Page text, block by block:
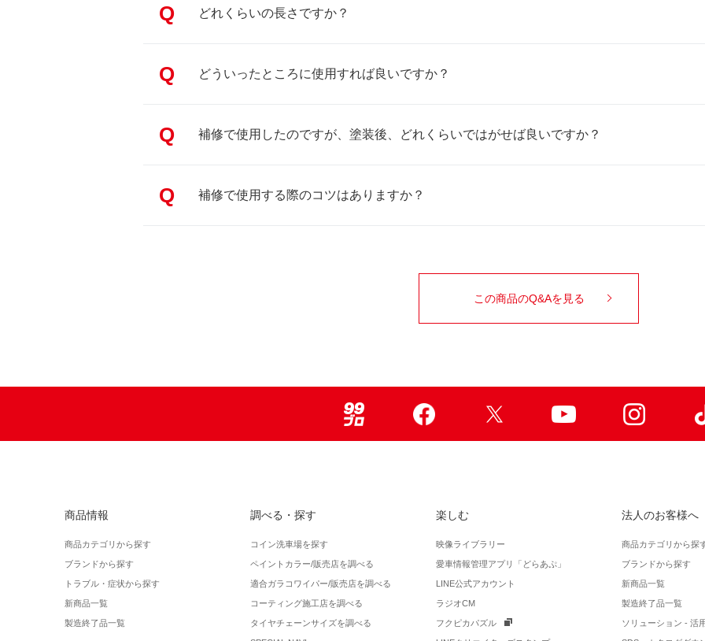
Q どれくらいの長さですか？
Q どういったところに使用すれば良いですか？
Q 補修で使用したのですが、塗装後、どれくらいではがせば良いですか？
Q 補修で使用する際のコツはありますか？
この商品のQ&Aを見る
商品情報
商品カテゴリから探す
ブランドから探す
トラブル・症状から探す
新商品一覧
製造終了品一覧
調べる・探す
コイン洗車場を探す
ペイントカラー/販売店を調べる
適合ガラコワイパー/販売店を調べる
コーティング施工店を調べる
タイヤチェーンサイズを調べる
楽しむ
映像ライブラリー
愛車情報管理アプリ「どらあぷ」
LINE公式アカウント
ラジオCM
フクピカパズル
法人のお客様へ
商品カテゴリから探
ブランドから探す
新商品一覧
製造終了品一覧
ソリューション - 活